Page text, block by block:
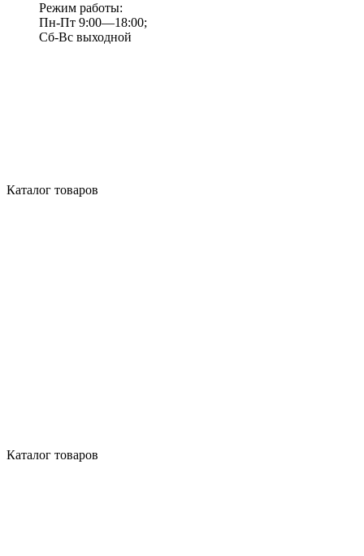
Режим работы:
Пн-Пт 9:00—18:00;
Сб-Вс выходной
Каталог товаров
Каталог товаров